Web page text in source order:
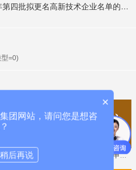
)成立17年来，致力于
中心认定、省市工业设计中心认
、新型研发机构认定、
赛、专利奖、科学技术奖、
科技成
等服务。关注【科小泰】公众号，及
！
四批拟更名高新技术企业名单的公示
=0)
高新技术企业认定，免费评估，通过后再收费 省工程技术研究中心，专业申报、指导培训
×
团网站，请问您是想咨
稍后再说